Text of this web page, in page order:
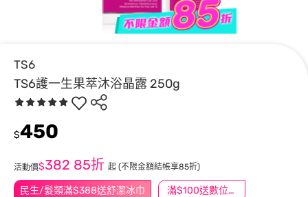
TS6
TS6護一生果萃沐浴晶露 250g
民生/髮類滿$388送舒潔冰巾 滿$100送數位印花
$450
活動價$382 85折 起 (不限金額結帳享85折)